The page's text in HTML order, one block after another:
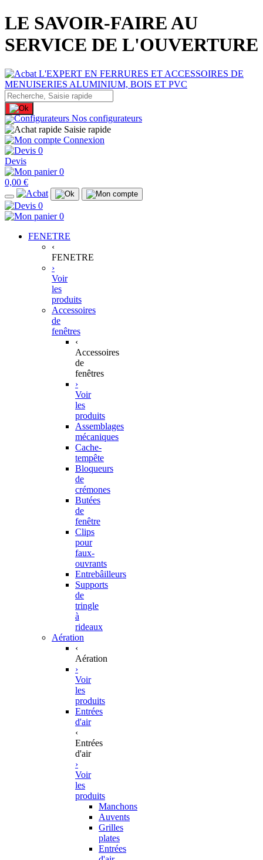
LE SAVOIR-FAIRE AU
SERVICE DE L'OUVERTURE
Nos configurateurs
Saisie rapide
Connexion
0
Devis
0
0,00 €
0
0
FENETRE
‹
FENETRE
›
Voir
les
produits
Accessoires
de
fenêtres
‹
Accessoires
de
fenêtres
›
Voir
les
produits
Assemblages
mécaniques
Cache-
tempête
Bloqueurs
de
crémones
Butées
de
fenêtre
Clips
pour
faux-
ouvrants
Entrebâilleurs
Supports
de
tringle
à
rideaux
Aération
‹
Aération
›
Voir
les
produits
Entrées
d'air
‹
Entrées
d'air
›
Voir
les
produits
Manchons
Auvents
Grilles
plates
Entrées